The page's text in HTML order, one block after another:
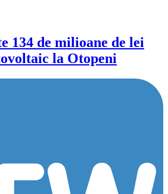
134 de milioane de lei
la Otopeni